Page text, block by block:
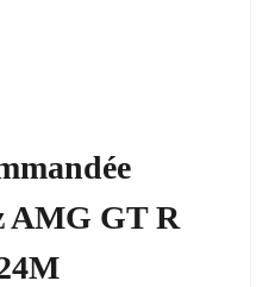
AMG GT R